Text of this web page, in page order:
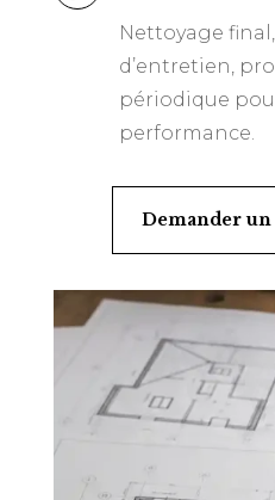
Nettoyage
d’entretien,
périodique
performance.
Demander